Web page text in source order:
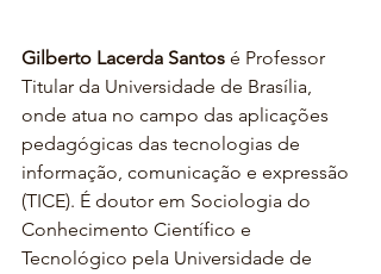
Gilberto Lacerda Santos é Professor
Titular da Universidade de Brasília,
onde atua no campo das aplicações
pedagógicas das tecnologias de
informação, comunicação e expressão
(TICE). É doutor em Sociologia do
Conhecimento Científico e
Tecnológico pela Universidade de